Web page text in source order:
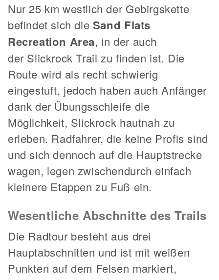
Nur 25 km westlich der Gebirgskette
befindet sich die Sand Flats
Recreation Area, in der auch
der Slickrock Trail zu finden ist. Die
Route wird als recht schwierig
eingestuft, jedoch haben auch Anfänger
dank der Übungsschleife die
Möglichkeit, Slickrock hautnah zu
erleben. Radfahrer, die keine Profis sind
und sich dennoch auf die Hauptstrecke
wagen, legen zwischendurch einfach
kleinere Etappen zu Fuß ein.
Wesentliche Abschnitte des Trails
Die Radtour besteht aus drei
Hauptabschnitten und ist mit weißen
Punkten auf dem Felsen markiert,